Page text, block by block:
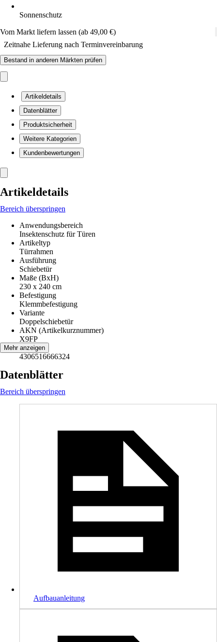
Sonnenschutz
Vom Markt liefern lassen (ab 49,00 €)
Zeitnahe Lieferung nach Terminvereinbarung
Bestand in anderen Märkten prüfen
Artikeldetails
Datenblätter
Produktsicherheit
Weitere Kategorien
Kundenbewertungen
Artikeldetails
Bereich überspringen
Anwendungsbereich
Insektenschutz für Türen
Artikeltyp
Türrahmen
Ausführung
Schiebetür
Maße (BxH)
230 x 240 cm
Befestigung
Klemmbefestigung
Variante
Doppelschiebetür
AKN (Artikelkurznummer)
X9FP
EAN
4306516666324
Mehr anzeigen
Datenblätter
Bereich überspringen
Aufbauanleitung